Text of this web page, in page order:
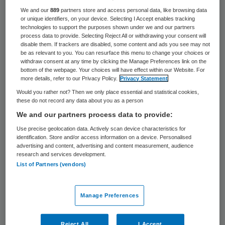
Bertine Lahuis en Michael Müller treden toe
tot het bestuur van de Nederlandse
Vereniging voor Psychiatrie (NVvP). De
twee nieuwe bestuursleden zijn op 27
maart door het verenigingsbestuur en de
ledenraad voor een termijn van drie jaar
Lahuis is kinder- en jeugdpsychiater en
voorzitter van de raad van bestuur van
actief in de Ledenraad en in de Taskforce
Kinder- en Jeugdpsychiatrie. Müller is een
nieuw gezicht binnen de vereniging. Hij
We and our889 partners store and access personal data, like browsing data
or unique identifiers, on your device. Selecting I Accept enables tracking
technologies to support the purposes shown under we and our partners
process data to provide. Selecting Reject All or withdrawing your consent will
disable them. If trackers are disabled, some content and ads you see may not
be as relevant to you. You can resurface this menu to change your choices or
withdraw consent at any time by clicking the Manage Preferences link on the
bottom of the webpage. Your choices will have effect within our Website. For
more details, refer to our Privacy Policy.
Privacy Statement
Would you rather not? Then we only place essential and statistical cookies,
these do not record any data about you as a person
We and our partners process data to provide:
Use precise geolocation data. Actively scan device characteristics for
identification. Store and/or access information on a device. Personalised
advertising and content, advertising and content measurement, audience
research and services development.
List of Partners (vendors)
Manage Preferences